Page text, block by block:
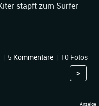
stapft zum Surfer
| 5 Kommentare | 10 Fotos
>